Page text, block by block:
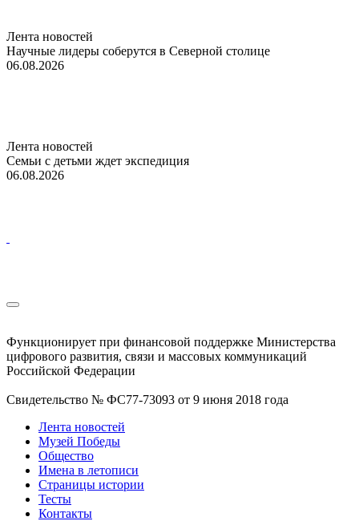
Лента новостей
Научные лидеры соберутся в Северной столице
06.08.2026
Лента новостей
Семьи с детьми ждет экспедиция
06.08.2026
Функционирует при финансовой поддержке Министерства
цифрового развития, связи и массовых коммуникаций
Российской Федерации
Свидетельство № ФС77-73093 от 9 июня 2018 года
Лента новостей
Музей Победы
Общество
Имена в летописи
Страницы истории
Тесты
Контакты